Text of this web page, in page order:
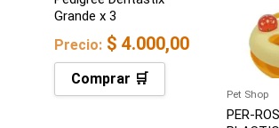
Grande x 3
Precio: $ 4.000,00
Comprar 🛒
Pet Shop
PER-